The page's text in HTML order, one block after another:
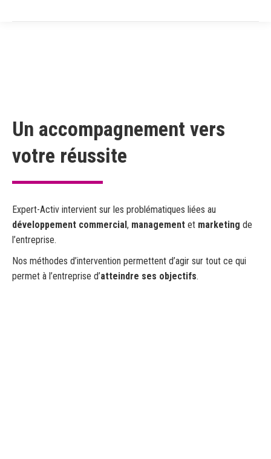
Un accompagnement vers
votre réussite
Expert-Activ intervient sur les problématiques liées au
développement commercial, management et marketing de
l’entreprise.
Nos méthodes d’intervention permettent d’agir sur tout ce qui
permet à l’entreprise d’atteindre ses objectifs.